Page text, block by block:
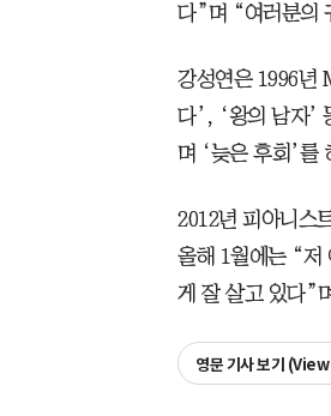
다”며 “여러분의
강성연은 1996년
다’, ‘왕의 남자’
며 ‘늦은 후회’를
2012년 피아니스
올해 1월에는 “저
게 잘 살고 있다”
영문 기사 보기